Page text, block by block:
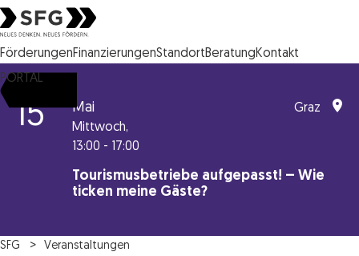
Steirische Wirtschaftsförderungsgesellschaft mbH SFG Logo
FörderungenFinanzierungenStandortBeratungKontakt
PORTAL
15 Mai
Mittwoch,
13:00 - 17:00
Tourismusbetriebe aufgepasst! – Wie
ticken meine Gäste?
Graz
SFG Veranstaltungen